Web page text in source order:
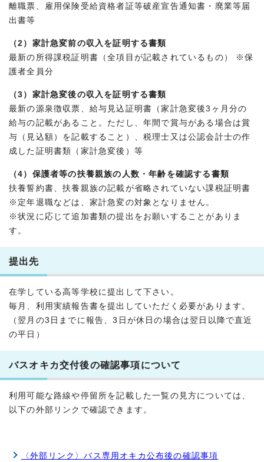
離職票、雇用保険受給資格者証等破産宣告通知書・廃業等届
出書等
（2）家計急変前の収入を証明する書類
最新の所得課税証明書（全項目が記載されているもの） ※保
護者全員分
（3）家計急変後の収入を証明する書類
最新の源泉徴収票、給与見込証明書（家計急変後3ヶ月分の
給与の記載があること。ただし、年間で賞与がある場合は賞
与（見込額）を記載すること）、税理士又は公認会計士の作
成した証明書類（家計急変後）等
（4）保護者等の扶養親族の人数・年齢を確認する書類
扶養誓約書、扶養親族の記載が省略されていない課税証明書
※定年退職などは、家計急変の対象となりません。
※状況に応じて追加書類の提出をお願いすることがありま
す。
提出先
在学している高等学校に提出して下さい。
毎月、利用実績報告書を提出していただく必要があります。
（翌月の3日までに報告、3日が休日の場合は翌日以降で直近
の平日）
バスオキカ交付後の確認事項について
利用可能な路線や停留所を記載した一覧の見方については、
以下の外部リンクで確認できます。
〈外部リンク〉バス専用オキカ公布後の確認事項